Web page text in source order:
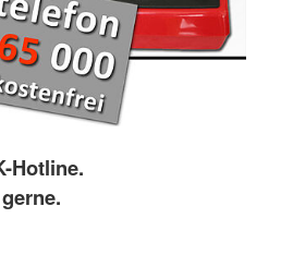
Hotline.